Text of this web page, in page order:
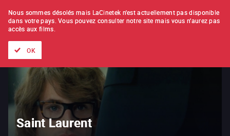
À L'UNITÉ ABONNEMENT
Saint Laurent
Nous sommes désolés mais LaCinetek n'est actuellement pas disponible
dans votre pays. Vous pouvez consulter notre site mais vous n'aurez pas
accès aux films.
OK